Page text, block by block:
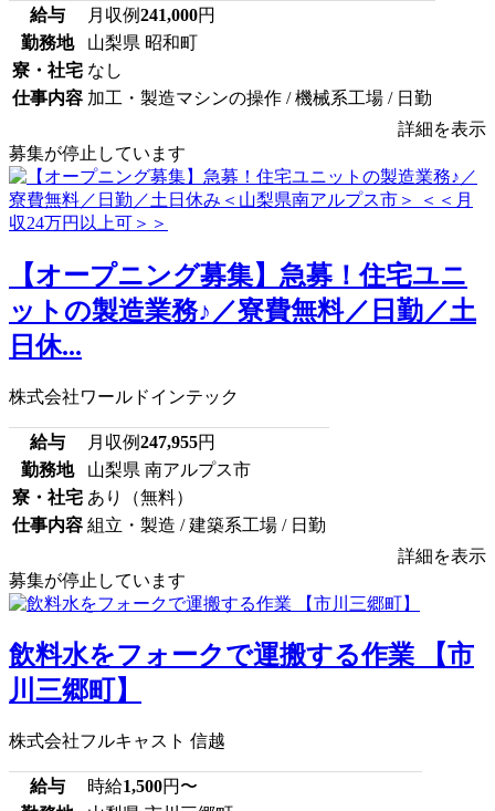
給与 月収例241,000円
勤務地
山梨県 昭和町
寮・社宅 なし
仕事内容 加工・製造マシンの操作 / 機械系工場 / 日勤
詳細を表示
募集が停止しています
【オープニング募集】急募！住宅ユニ
ットの製造業務♪／寮費無料／日勤／土
日休...
株式会社ワールドインテック
給与 月収例247,955円
勤務地
山梨県 南アルプス市
寮・社宅 あり（無料）
仕事内容 組立・製造 / 建築系工場 / 日勤
詳細を表示
募集が停止しています
飲料水をフォークで運搬する作業 【市
川三郷町】
株式会社フルキャスト 信越
給与 時給1,500円〜